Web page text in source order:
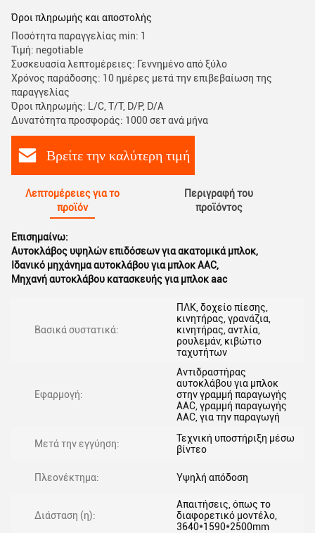
Όροι πληρωμής και αποστολής
Ποσότητα παραγγελίας min: 1
Τιμή: negotiable
Συσκευασία λεπτομέρειες: Γεννημένο από ξύλο
Χρόνος παράδοσης: 10 ημέρες μετά την επιβεβαίωση της
παραγγελίας
Όροι πληρωμής: L/C, T/T, D/P, D/A
Δυνατότητα προσφοράς: 1000 σετ ανά μήνα
Βρείτε την καλύτερη τιμή
Λεπτομέρειες για το
προϊόν
Περιγραφή του
προϊόντος
Επισημαίνω:
Αυτοκλάβος υψηλών επιδόσεων για ακατομικά μπλοκ,
Ιδανικό μηχάνημα αυτοκλάβου για μπλοκ AAC,
Μηχανή αυτοκλάβου κατασκευής για μπλοκ aac
Βασικά συστατικά:
ΠΛΚ, δοχείο πίεσης,
κινητήρας, γρανάζια,
κινητήρας, αντλία,
ρουλεμάν, κιβώτιο
ταχυτήτων
Εφαρμογή:
Αντιδραστήρας
αυτοκλάβου για μπλοκ
στην γραμμή παραγωγής
AAC, γραμμή παραγωγής
AAC, για την παραγωγή
Μετά την εγγύηση:
Τεχνική υποστήριξη μέσω
βίντεο
Πλεονέκτημα: Υψηλή απόδοση
Διάσταση (η):
Απαιτήσεις, όπως το
διαφορετικό μοντέλο,
3640*1590*2500mm